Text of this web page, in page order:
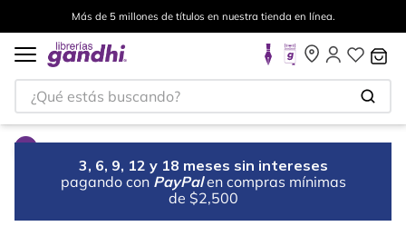
Más de 5 millones de títulos en nuestra tienda en línea.
¿Qué estás buscando?
3, 6, 9, 12 y 18 meses sin intereses
pagando con PayPal en compras mínimas
de $2,500